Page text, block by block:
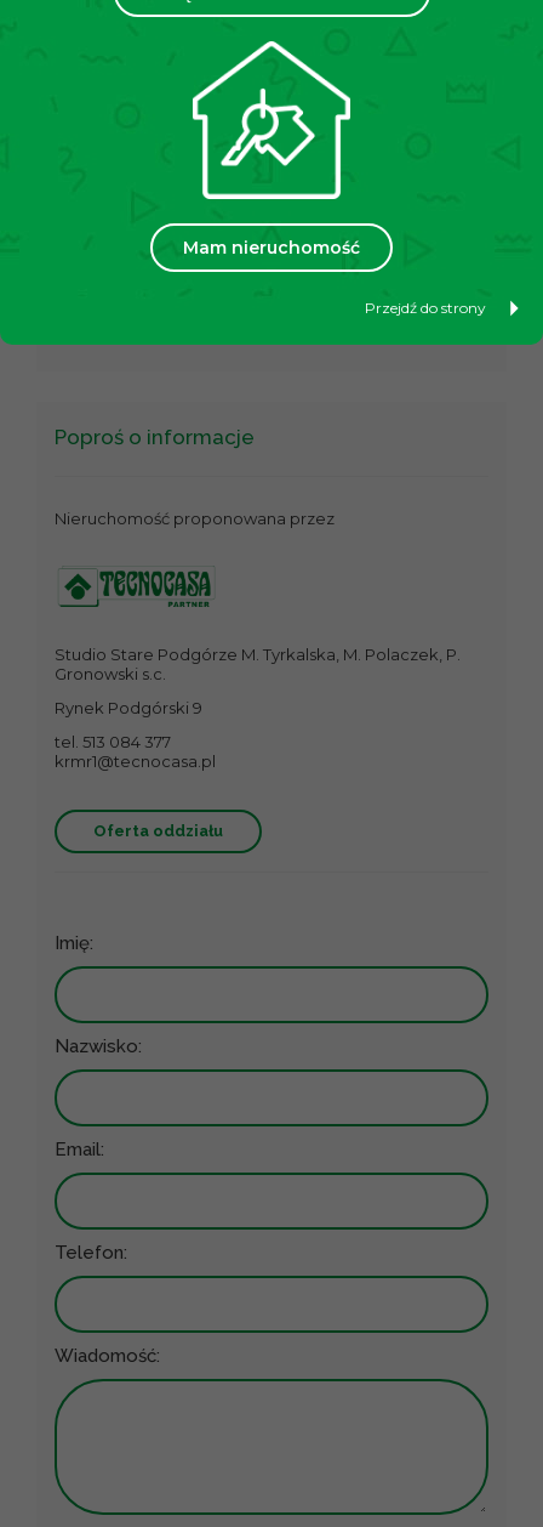
Mam nieruchomość
Przejdź do strony
wjazdową.
mieszkanie położone jest w jednej z
usługowe, placówki użyteczności publicznej a także
W pobliżu mieści się Rondo Mateczne, centrum handlowe
Cena: 2900 PLN + czynsz 500 PLN + prąd wg zużycia +
Poproś o informacje
Nieruchomość proponowana przez
Studio Stare Podgórze M. Tyrkalska, M. Polaczek, P.
Gronowski s.c.
Rynek Podgórski 9
tel. 513 084 377
krmr1@tecnocasa.pl
Oferta oddziału
Imię:
Nazwisko:
Email:
Telefon:
Wiadomość: